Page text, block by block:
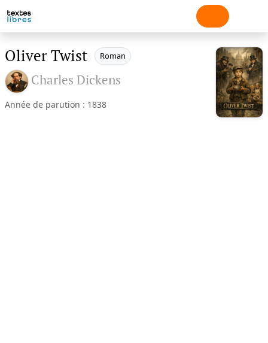
Oliver Twist Roman
Charles Dickens
Année de parution : 1838